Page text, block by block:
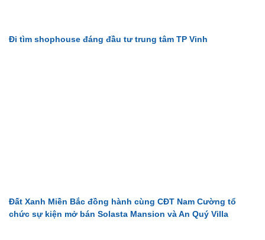
Đi tìm shophouse đáng đầu tư trung tâm TP Vinh
Đất Xanh Miền Bắc đồng hành cùng CĐT Nam Cường tổ
chức sự kiện mở bán Solasta Mansion và An Quý Villa